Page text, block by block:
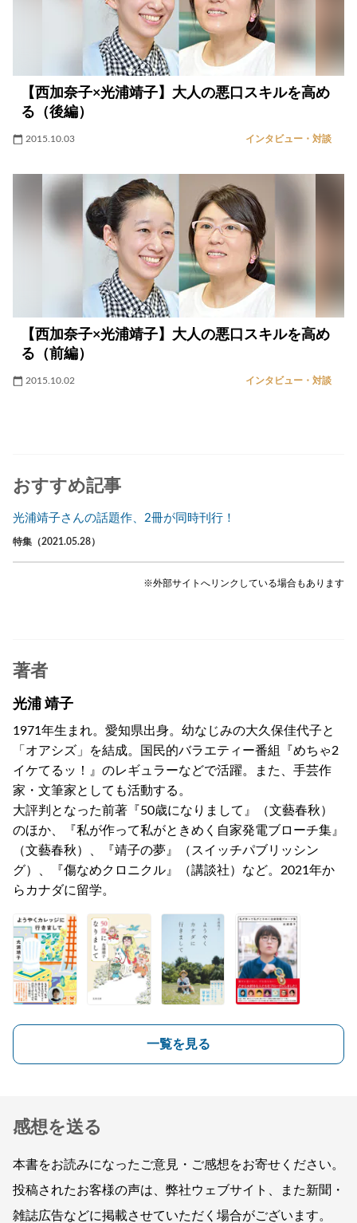
【西加奈子×光浦靖子】大人の悪口スキルを高め
る（後編）
2015.10.03 インタビュー・対談
【西加奈子×光浦靖子】大人の悪口スキルを高め
る（前編）
2015.10.02 インタビュー・対談
おすすめ記事
光浦靖子さんの話題作、2冊が同時刊行！
特集（2021.05.28）
※外部サイトへリンクしている場合もあります
著者
光浦 靖子
1971年生まれ。愛知県出身。幼なじみの大久保佳代子と
「オアシズ」を結成。国民的バラエティー番組『めちゃ2
イケてるッ！』のレギュラーなどで活躍。また、手芸作
家・文筆家としても活動する。
大評判となった前著『50歳になりまして』（文藝春秋）
のほか、『私が作って私がときめく自家発電ブローチ集』
（文藝春秋）、『靖子の夢』（スイッチパブリッシン
グ）、『傷なめクロニクル』（講談社）など。2021年か
らカナダに留学。
一覧を見る
感想を送る
本書をお読みになったご意見・ご感想をお寄せください。
投稿されたお客様の声は、弊社ウェブサイト、また新聞・
雑誌広告などに掲載させていただく場合がございます。